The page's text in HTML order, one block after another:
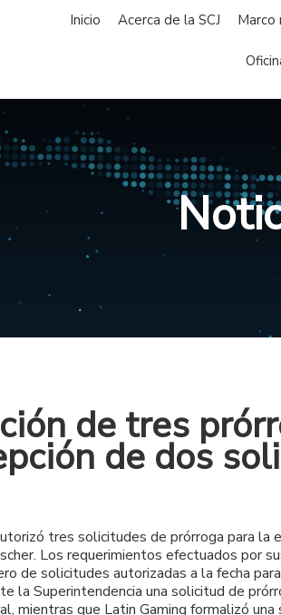
Inicio Acerca de la SCJ Marco
de tres
de dos
tres solicitudes de prórroga para
Los requerimientos efectuados por
de solicitudes autorizadas a la fecha
la Superintendencia una solicitud de
que Latin Gaming formalizó